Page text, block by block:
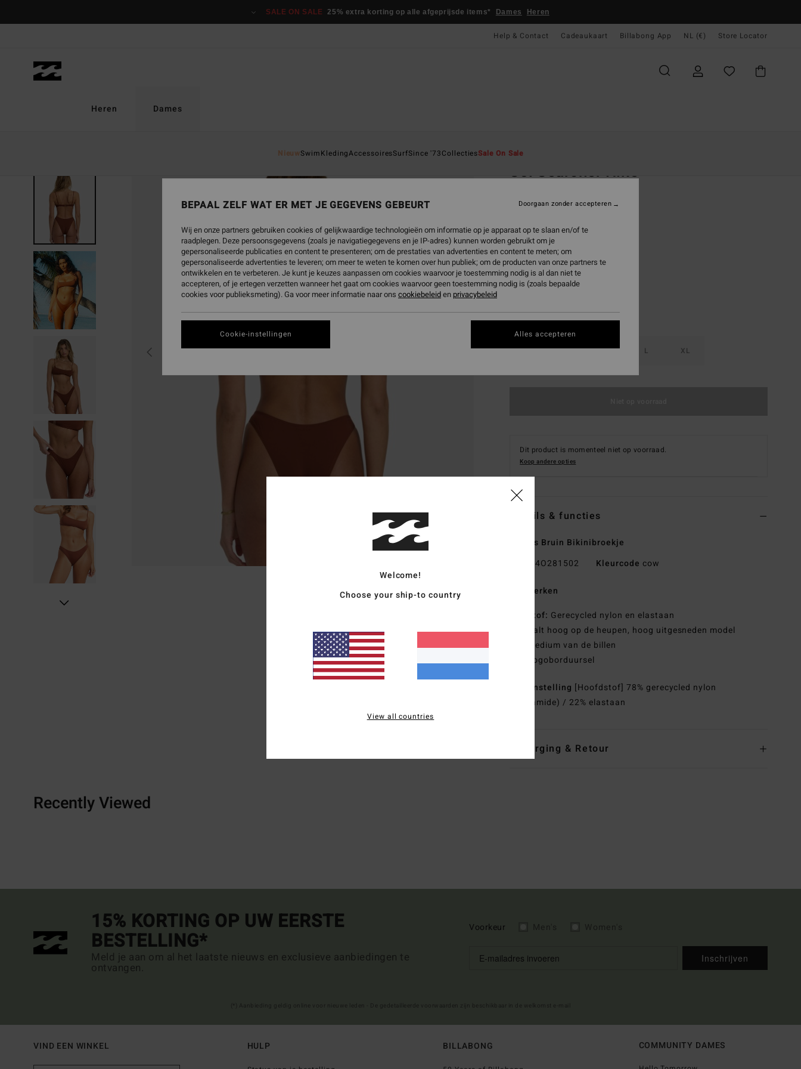
SALE ON SALE 25% extra korting op alle afgeprijsde items* Dames Heren
Help & Contact Cadeaukaart Billabong App NL (€) Store Locator
Heren Dames
NieuwSwimKledingAccessoiresSurfSince '73CollectiesSale On Sale
Sol Searcher Hike
KleurCowhide
XS S M L XL
Dit product is momenteel niet op voorraad.
Koop andere opties
Details & functies
Dames Bruin Bikinibroekje
24O281502 Kleurcode cow
Kenmerken
Stof: Gerecycled nylon en elastaan
Valt hoog op de heupen, hoog uitgesneden model
Medium van de billen
Logoborduursel
Samenstelling [Hoofdstof] 78% gerecycled nylon
(polyamide) / 22% elastaan
Bezorging & Retour
Recently Viewed
15% KORTING OP UW EERSTE
BESTELLING*
Meld je aan om al het laatste nieuws en exclusieve aanbiedingen te
ontvangen.
Voorkeur
Inschrijven
VIND EEN WINKEL HULP BILLABONG COMMUNITY DAMES
Welcome!
Choose your ship-to country
View all countries
BEPAAL ZELF WAT ER MET JE GEGEVENS GEBEURT
Wij en onze partners gebruiken cookies of gelijkwaardige technologieën om informatie op je apparaat op te slaan en/of te
raadplegen. Deze persoonsgegevens (zoals je navigatiegegevens en je IP-adres) kunnen worden gebruikt om je
gepersonaliseerde publicaties en content te presenteren; om de prestaties van advertenties en content te meten; om
gepersonaliseerde advertenties te leveren; om meer te weten te komen over hun publiek; om de producten van onze partners te
ontwikkelen en te verbeteren. Je kunt je keuzes aanpassen om cookies waarvoor je toestemming nodig is al dan niet te
accepteren, of je ertegen verzetten wanneer het gaat om cookies waarvoor geen toestemming nodig is (zoals bepaalde
cookies voor publieksmeting). Ga voor meer informatie naar ons cookiebeleiden privacybeleid
Cookie-instellingen
Doorgaan zonder accepteren
Alles accepteren